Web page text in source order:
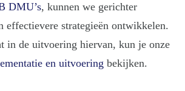
DMU’s, kunnen we gerichter
effectievere strategieën ontwikkelen.
in de uitvoering hiervan, kun je onze
en uitvoering bekijken.